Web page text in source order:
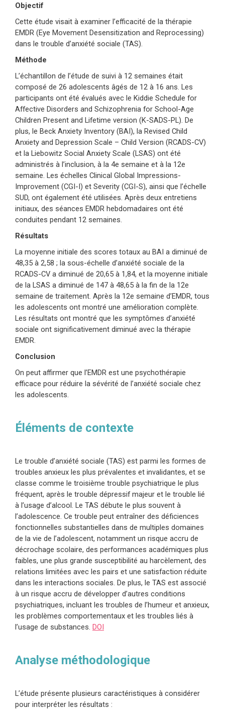
Objectif
Cette étude visait à examiner l’efficacité de la thérapie
EMDR (Eye Movement Desensitization and Reprocessing)
dans le trouble d’anxiété sociale (TAS).
Méthode
L’échantillon de l’étude de suivi à 12 semaines était
composé de 26 adolescents âgés de 12 à 16 ans. Les
participants ont été évalués avec le Kiddie Schedule for
Affective Disorders and Schizophrenia for School-Age
Children Present and Lifetime version (K-SADS-PL). De
plus, le Beck Anxiety Inventory (BAI), la Revised Child
Anxiety and Depression Scale – Child Version (RCADS-CV)
et la Liebowitz Social Anxiety Scale (LSAS) ont été
administrés à l’inclusion, à la 4e semaine et à la 12e
semaine. Les échelles Clinical Global Impressions-
Improvement (CGI-I) et Severity (CGI-S), ainsi que l’échelle
SUD, ont également été utilisées. Après deux entretiens
initiaux, des séances EMDR hebdomadaires ont été
conduites pendant 12 semaines.
Résultats
La moyenne initiale des scores totaux au BAI a diminué de
48,35 à 2,58 ; la sous-échelle d’anxiété sociale de la
RCADS-CV a diminué de 20,65 à 1,84, et la moyenne initiale
de la LSAS a diminué de 147 à 48,65 à la fin de la 12e
semaine de traitement. Après la 12e semaine d’EMDR, tous
les adolescents ont montré une amélioration complète.
Les résultats ont montré que les symptômes d’anxiété
sociale ont significativement diminué avec la thérapie
EMDR.
Conclusion
On peut affirmer que l’EMDR est une psychothérapie
efficace pour réduire la sévérité de l’anxiété sociale chez
les adolescents.
Éléments de contexte
Le trouble d’anxiété sociale (TAS) est parmi les formes de
troubles anxieux les plus prévalentes et invalidantes, et se
classe comme le troisième trouble psychiatrique le plus
fréquent, après le trouble dépressif majeur et le trouble lié
à l’usage d’alcool. Le TAS débute le plus souvent à
l’adolescence. Ce trouble peut entraîner des déficiences
fonctionnelles substantielles dans de multiples domaines
de la vie de l’adolescent, notamment un risque accru de
décrochage scolaire, des performances académiques plus
faibles, une plus grande susceptibilité au harcèlement, des
relations limitées avec les pairs et une satisfaction réduite
dans les interactions sociales. De plus, le TAS est associé
à un risque accru de développer d’autres conditions
psychiatriques, incluant les troubles de l’humeur et anxieux,
les problèmes comportementaux et les troubles liés à
l’usage de substances. DOI
Analyse méthodologique
L’étude présente plusieurs caractéristiques à considérer
pour interpréter les résultats :